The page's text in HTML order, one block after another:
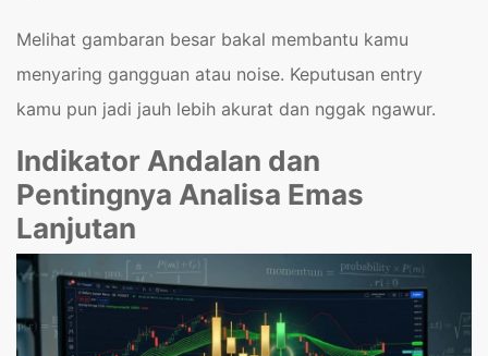
Melihat gambaran besar bakal membantu kamu
menyaring gangguan atau noise. Keputusan entry
kamu pun jadi jauh lebih akurat dan nggak ngawur.
Indikator Andalan dan
Pentingnya Analisa Emas
Lanjutan